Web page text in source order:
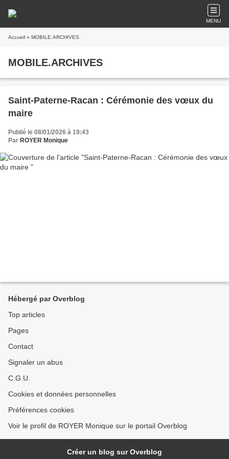
MENU
Accueil » MOBILE.ARCHIVES
MOBILE.ARCHIVES
Saint-Paterne-Racan : Cérémonie des vœux du
maire
Publié le 08/01/2026 à 19:43
Par ROYER Monique
Hébergé par Overblog
Top articles
Pages
Contact
Signaler un abus
C.G.U.
Cookies et données personnelles
Préférences cookies
Voir le profil de ROYER Monique sur le portail Overblog
Créer un blog sur Overblog